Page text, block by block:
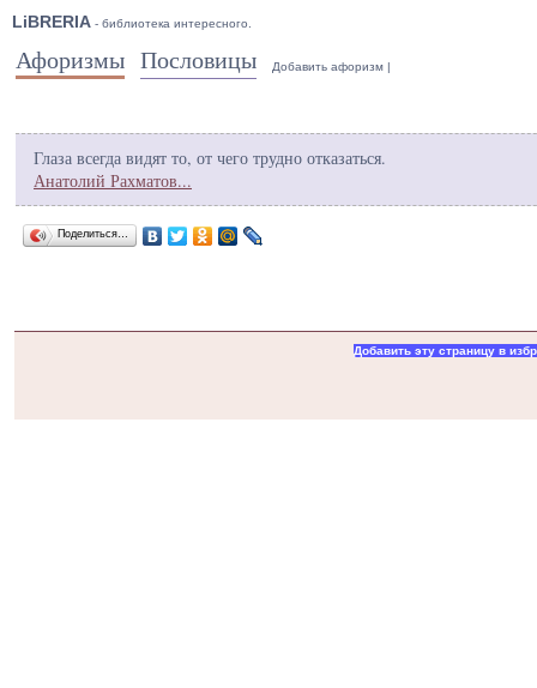
LiBRERIA - библиотека интересного.
Афоризмы Пословицы Добавить афоризм |
Глаза всегда видят то, от чего трудно отказаться.
Анатолий Рахматов...
Поделиться…
Добавить эту страницу в